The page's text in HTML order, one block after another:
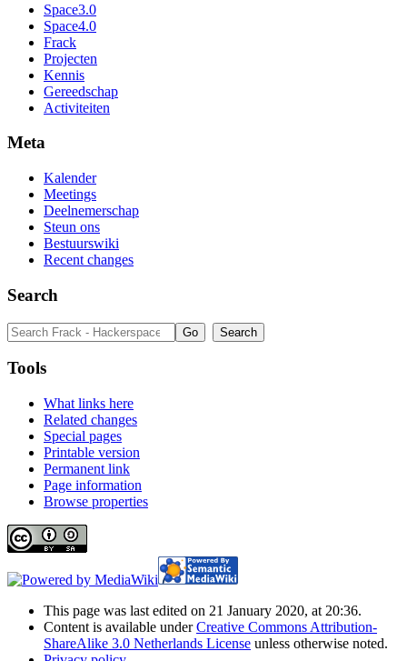
Space3.0
Space4.0
Frack
Projecten
Kennis
Gereedschap
Activiteiten
Meta
Kalender
Meetings
Deelnemerschap
Steun ons
Bestuurswiki
Recent changes
Search
Tools
What links here
Related changes
Special pages
Printable version
Permanent link
Page information
Browse properties
This page was last edited on 21 January 2020, at 20:36.
Content is available underCreative Commons Attribution-
ShareAlike 3.0 Netherlands License unless otherwise noted.